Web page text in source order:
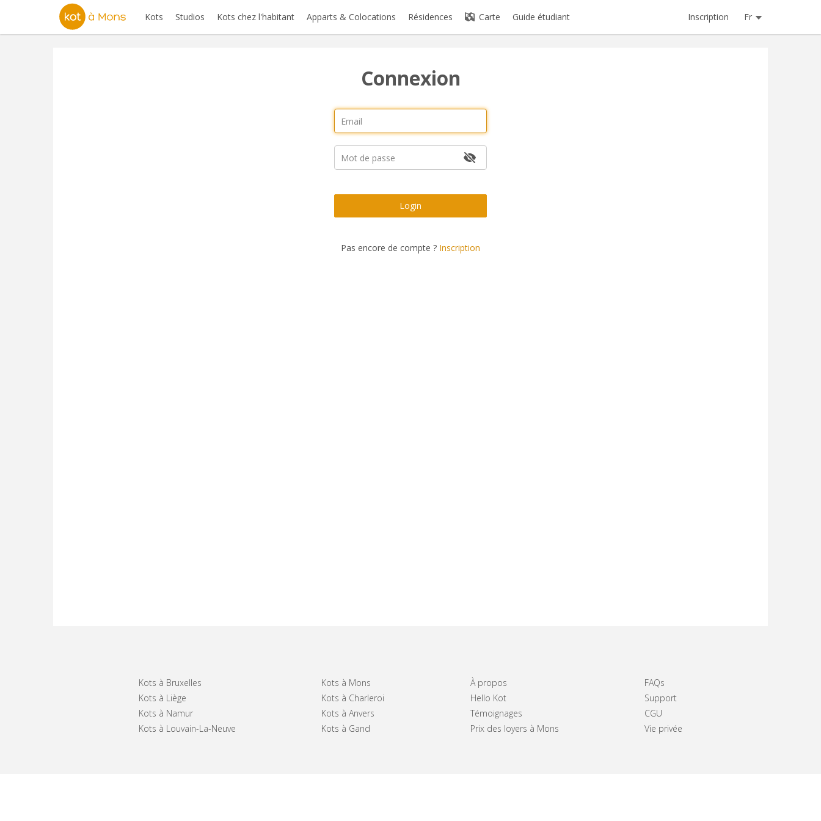
Kots Studios Kots chez l'habitant Apparts & Colocations Résidences Carte Guide étudiant Inscription Fr
Connexion
Login
Pas encore de compte ? Inscription
Kots à Bruxelles
Kots à Liège
Kots à Namur
Kots à Louvain-La-Neuve
Kots à Mons
Kots à Charleroi
Kots à Anvers
Kots à Gand
À propos
Hello Kot
Témoignages
Prix des loyers à Mons
FAQs
Support
CGU
Vie privée